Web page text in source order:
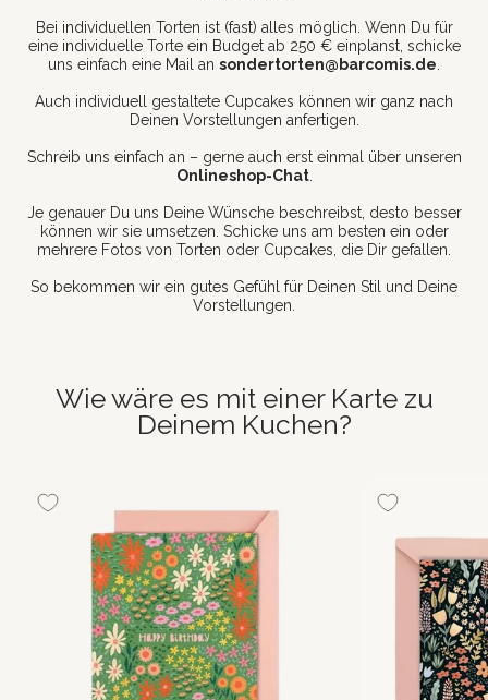
Bei individuellen Torten ist (fast) alles möglich. Wenn Du für
eine individuelle Torte ein Budget ab 250 € einplanst, schicke
uns einfach eine Mail an sondertorten@barcomis.de
Auch individuell gestaltete Cupcakes können wir ganz nach
Deinen Vorstellungen anfertigen.
Schreib uns einfach an – gerne auch erst einmal über unseren
Onlineshop-Chat.
Je genauer Du uns Deine Wünsche beschreibst, desto besser
können wir sie umsetzen. Schicke uns am besten ein oder
mehrere Fotos von Torten oder Cupcakes, die Dir gefallen.
So bekommen wir ein gutes Gefühl für Deinen Stil und Deine
Vorstellungen.
Wie wäre es mit einer Karte zu
Deinem Kuchen?